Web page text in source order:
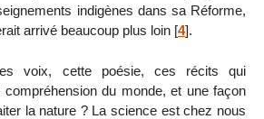
indigènes dans sa Réforme,
arrivé beaucoup plus loin [4].
voix, cette poésie, ces récits qui
compréhension du monde, et une façon
la nature ? La science est chez nous